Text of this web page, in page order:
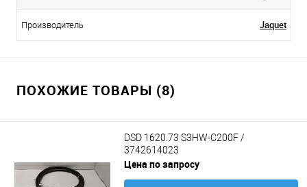
Производитель Jaquet
ПОХОЖИЕ ТОВАРЫ (8)
DSD 1620.73 S3HW-C200F /
3742614023
Цена по запросу